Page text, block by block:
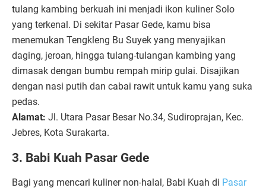
tulang kambing berkuah ini menjadi ikon kuliner Solo
yang terkenal. Di sekitar Pasar Gede, kamu bisa
menemukan Tengkleng Bu Suyek yang menyajikan
daging, jeroan, hingga tulang-tulangan kambing yang
dimasak dengan bumbu rempah mirip gulai. Disajikan
dengan nasi putih dan cabai rawit untuk kamu yang suka
pedas.
Alamat: Jl. Utara Pasar Besar No.34, Sudiroprajan, Kec.
Jebres, Kota Surakarta.
3. Babi Kuah Pasar Gede
Bagi yang mencari kuliner non-halal, Babi Kuah di Pasar